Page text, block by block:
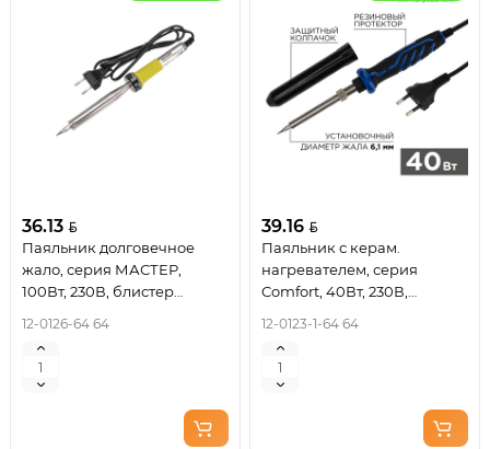
36.13
Паяльник долговечное
жало, серия МАСТЕР,
100Вт, 230В, блистер
12-0126-64 64
39.16
Паяльник с керам.
нагревателем, серия
Comfort, 40Вт, 230В,
12-0123-1-64 64